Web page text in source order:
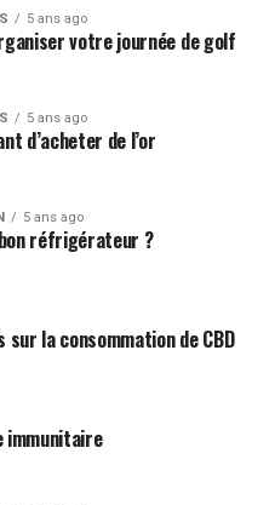
5 ans ago
votre journée de golf
5 ans ago
d’acheter de l’or
5 ans ago
réfrigérateur ?
la consommation de CBD
immunitaire